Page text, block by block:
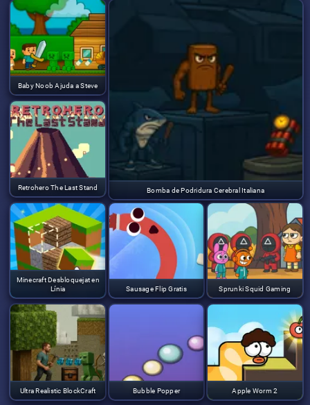
Baby Noob Ajuda a Steve
Bomba de Podridura Cerebral Italiana
Retrohero The Last Stand
Minecraft Desbloquejat en
Línia
Sausage Flip Gratis Sprunki Squid Gaming
Ultra Realistic BlockCraft Bubble Popper Apple Worm 2